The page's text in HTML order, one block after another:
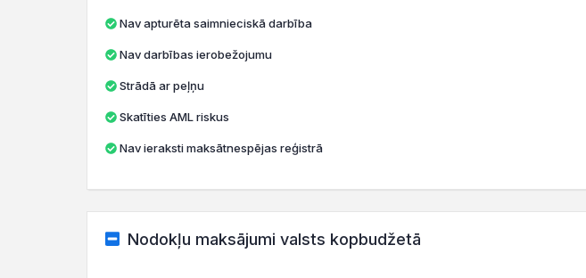
Nav apturēta saimnieciskā darbība
Nav darbības ierobežojumu
Strādā ar peļņu
Skatīties AML riskus
Nav ieraksti maksātnespējas reģistrā
Nodokļu maksājumi valsts kopbudžetā